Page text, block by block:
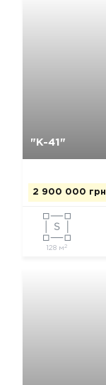
"К-41"
2 900 000 грн
128 м 2